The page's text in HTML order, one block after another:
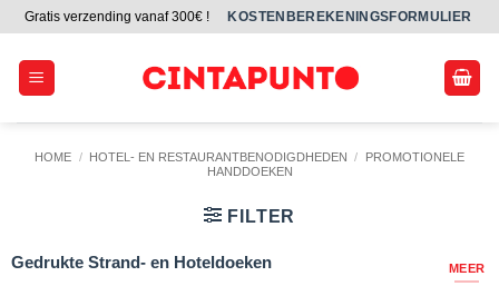
inhoud
Gratis verzending vanaf 300€ ! KOSTENBEREKENINGSFORMULIER
HOME / HOTEL- EN RESTAURANTBENODIGDHEDEN /
PROMOTIONELE
HANDDOEKEN
FILTER
Gedrukte Strand- en Hoteldoeken MEER